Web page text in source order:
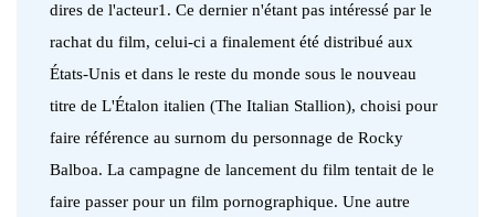
dires de l'acteur1. Ce dernier n'étant pas intéressé par le
rachat du film, celui-ci a finalement été distribué aux
États-Unis et dans le reste du monde sous le nouveau
titre de L'Étalon italien (The Italian Stallion), choisi pour
faire référence au surnom du personnage de Rocky
Balboa. La campagne de lancement du film tentait de le
faire passer pour un film pornographique. Une autre